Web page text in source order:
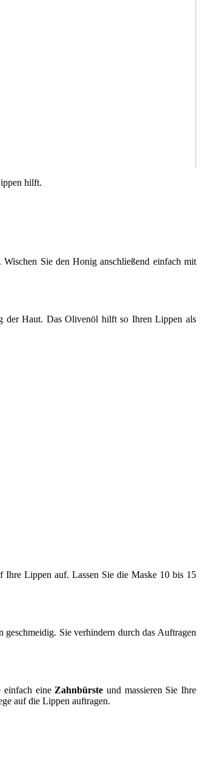
hilft.
Sie den Honig anschließend einfach mit
der Haut. Das Olivenöl hilft so Ihren Lippen als
Ihre Lippen auf. Lassen Sie die Maske 10 bis 15
Sie verhindern durch das Auftragen
einfach eineZahnbürste und massieren Sie Ihre
auf die Lippen auftragen.